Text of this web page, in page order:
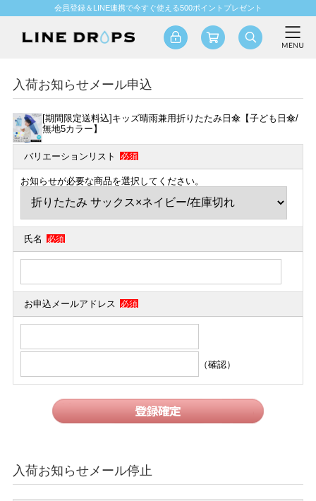
会員登録＆LINE連携で今すぐ使える500ポイントプレゼント
入荷お知らせメール申込
[期間限定送料込]キッズ晴雨兼用折りたたみ日傘【子ども日傘/
無地5カラー】
バリエーションリスト 必須
お知らせが必要な商品を選択してください。
氏名 必須
お申込メールアドレス 必須
（確認）
入荷お知らせメール停止